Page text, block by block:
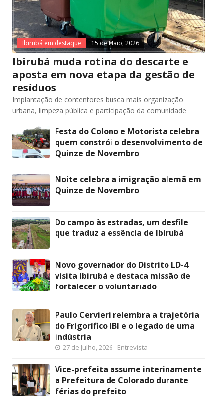
Ibirubá em destaque 15 de Maio, 2026
Ibirubá muda rotina do descarte e
aposta em nova etapa da gestão de
resíduos
Implantação de contentores busca mais organização
urbana, limpeza pública e participação da comunidade
Festa do Colono e Motorista celebra
quem constrói o desenvolvimento de
Quinze de Novembro
Noite celebra a imigração alemã em
Quinze de Novembro
Do campo às estradas, um desfile
que traduz a essência de Ibirubá
Novo governador do Distrito LD-4
visita Ibirubá e destaca missão de
fortalecer o voluntariado
Paulo Cervieri relembra a trajetória
do Frigorífico IBI e o legado de uma
indústria
27 de Julho, 2026 Entrevista
Vice-prefeita assume interinamente
a Prefeitura de Colorado durante
férias do prefeito